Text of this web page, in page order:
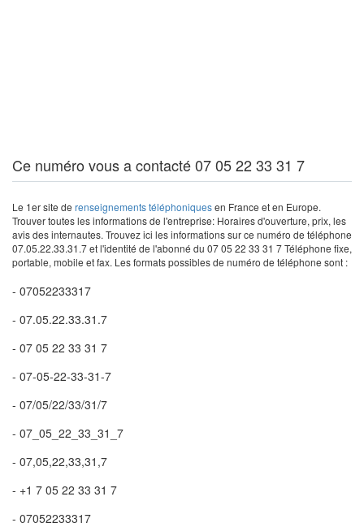
Ce numéro vous a contacté 07 05 22 33 31 7
Le 1er site de renseignements téléphoniquesen France et en Europe.
Trouver toutes les informations de l'entreprise: Horaires d'ouverture, prix, les
avis des internautes. Trouvez ici les informations sur ce numéro de téléphone
07.05.22.33.31.7 et l'identité de l'abonné du 07 05 22 33 31 7 Téléphone fixe,
portable, mobile et fax. Les formats possibles de numéro de téléphone sont :
- 07052233317
- 07.05.22.33.31.7
- 07 05 22 33 31 7
- 07-05-22-33-31-7
- 07/05/22/33/31/7
- 07_05_22_33_31_7
- 07,05,22,33,31,7
- +1 7 05 22 33 31 7
- 07052233317